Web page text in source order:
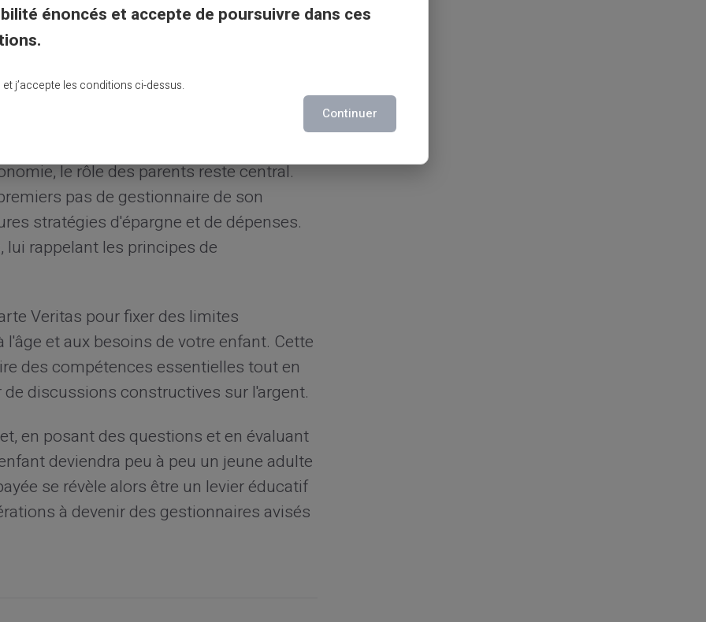
accentuant son
financière via la
le rôle des parents reste central.
pas de gestionnaire de son
stratégies d'épargne et de dépenses.
lui rappelant les principes de
Veritas pour fixer des limites
et aux besoins de votre enfant. Cette
des compétences essentielles tout en
discussions constructives sur l'argent.
en posant des questions et en évaluant
deviendra peu à peu un jeune adulte
se révèle alors être un levier éducatif
à devenir des gestionnaires avisés
énoncés et accepte de poursuivre dans ces
et j’accepte les conditions ci-dessus.
Continuer